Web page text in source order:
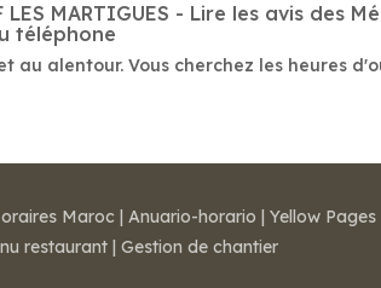
MARTIGUES - Lire les avis des
téléphone
au alentour. Vous cherchez les heures
Maroc | Anuario-horario | Yellow Pages
restaurant | Gestion de chantier